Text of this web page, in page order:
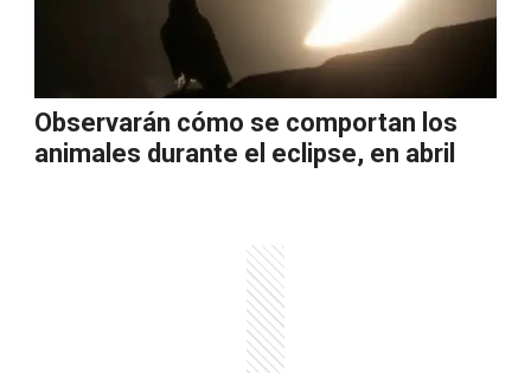
Observarán cómo se comportan los
animales durante el eclipse, en abril